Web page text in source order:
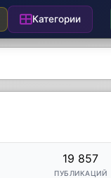
Категории
19 857
ПУБЛИКАЦИЙ